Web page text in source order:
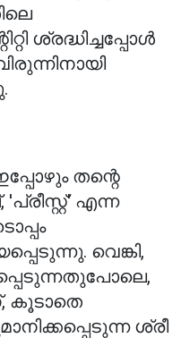
ശ്രദ്ധിച്ചപ്പോൾ
തന്റെ
എന്ന
വെങ്കി,
കൂടാതെ
ശ്രീ